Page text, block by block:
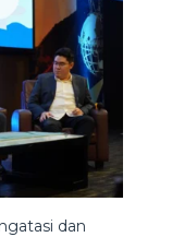
dan